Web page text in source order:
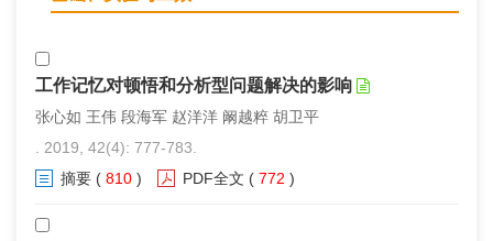
工作记忆对顿悟和分析型问题解决的影响
张心如 王伟 段海军 赵洋洋 阚越粹 胡卫平
. 2019, 42(4): 777-783.
摘要 ( 810 ) PDF全文 ( 772 )